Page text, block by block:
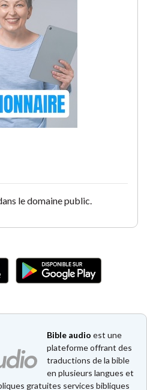
le domaine public.
Bible audio est une
plateforme offrant des
traductions de la bible
en plusieurs langues et
gratuites services bibliques